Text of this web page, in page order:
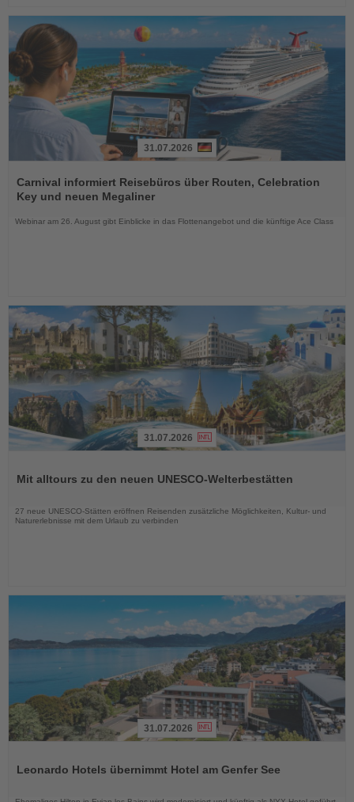
Sie
die
Nachrichten
31.07.2026
Carnival informiert Reisebüros über Routen, Celebration
Key und neuen Megaliner
Webinar am 26. August gibt Einblicke in das Flottenangebot und die künftige Ace Class
die
31.07.2026
Mit alltours zu den neuen UNESCO-Welterbestätten
27 neue UNESCO-Stätten eröffnen Reisenden zusätzliche Möglichkeiten, Kultur- und
Naturerlebnisse mit dem Urlaub zu verbinden
die
31.07.2026
Leonardo Hotels übernimmt Hotel am Genfer See